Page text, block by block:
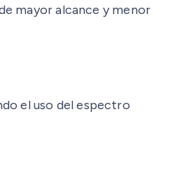
mayor alcance y menor
el uso del espectro